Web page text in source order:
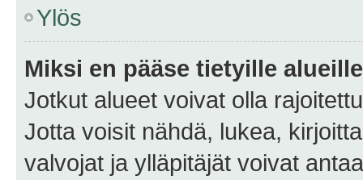
Ylös
Miksi en pääse tietyille
Jotkut alueet voivat olla
Jotta voisit nähdä, lukea,
valvojat ja ylläpitäjät voivat